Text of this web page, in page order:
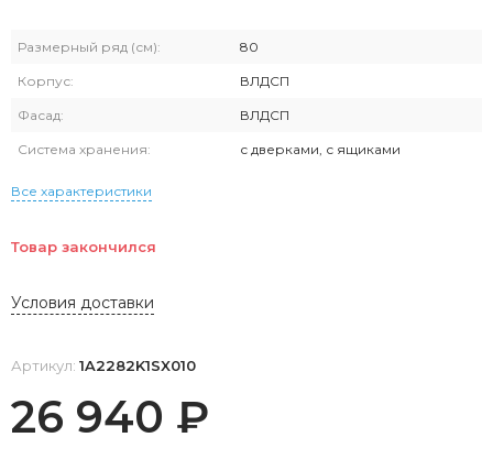
Размерный ряд (см): 80
Корпус: ВЛДСП
Фасад: ВЛДСП
Система хранения: с дверками, с ящиками
Все характеристики
Товар закончился
Условия доставки
Артикул: 1A2282K1SX010
26 940 ₽